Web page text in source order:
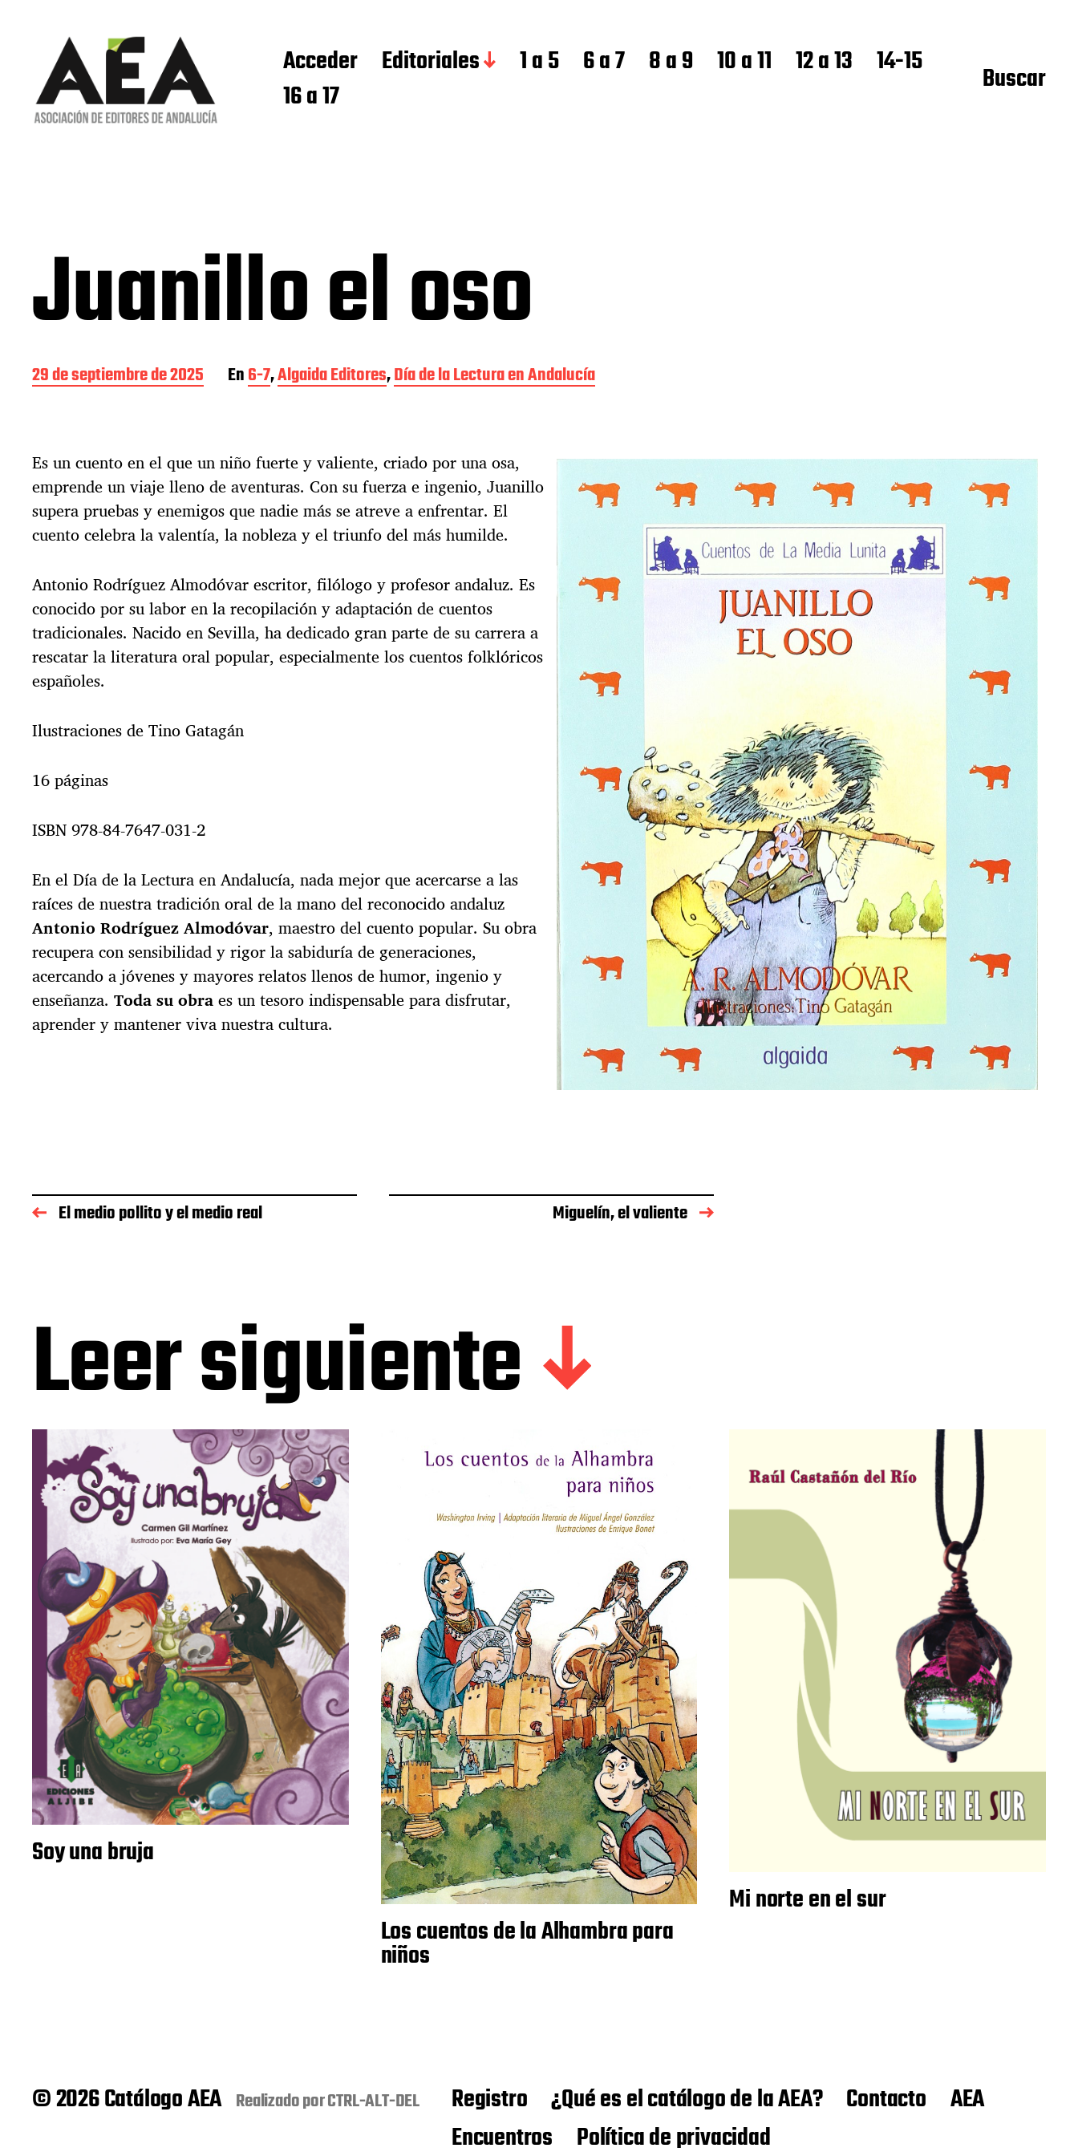
Acceder Editoriales 1 a 5 6 a 7 8 a 9 10 a 11 12 a 13
14-15
16 a 17
Buscar
Juanillo el oso
F
e
d
e
l
a
e
r
a
d
a
29 de septiembre de 2025 En6-7,Algaida Editores,Día de la Lectura en Andalucía
Es un cuento en el que un niño fuerte y valiente, criado por una osa,
emprende un viaje lleno de aventuras. Con su fuerza e ingenio, Juanillo
supera pruebas y enemigos que nadie más se atreve a enfrentar. El
cuento celebra la valentía, la nobleza y el triunfo del más humilde.
Antonio Rodríguez Almodóvar escritor, filólogo y profesor andaluz. Es
conocido por su labor en la recopilación y adaptación de cuentos
tradicionales. Nacido en Sevilla, ha dedicado gran parte de su carrera a
rescatar la literatura oral popular, especialmente los cuentos folklóricos
españoles.
Ilustraciones de Tino Gatagán
16 páginas
ISBN 978-84-7647-031-2
En el Día de la Lectura en Andalucía, nada mejor que acercarse a las
raíces de nuestra tradición oral de la mano del reconocido andaluz
Antonio Rodríguez Almodóvar, maestro del cuento popular. Su obra
recupera con sensibilidad y rigor la sabiduría de generaciones,
acercando a jóvenes y mayores relatos llenos de humor, ingenio y
enseñanza. Toda su obraes un tesoro indispensable para disfrutar,
aprender y mantener viva nuestra cultura.
El medio pollito y el medio real Miguelín, el valiente
Leer siguiente
Soy una bruja
Los cuentos de la Alhambra para
niños
Mi norte en el sur
© 2026 Catálogo AEA Realizado porCTRL-ALT-DEL Registro ¿Qué es el catálogo de la AEA? Contacto
AEA
Encuentros
Política de privacidad